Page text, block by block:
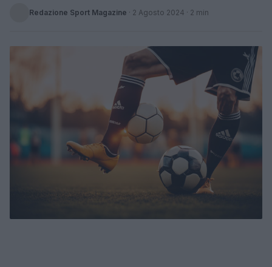
Redazione Sport Magazine · 2 Agosto 2024 · 2 min